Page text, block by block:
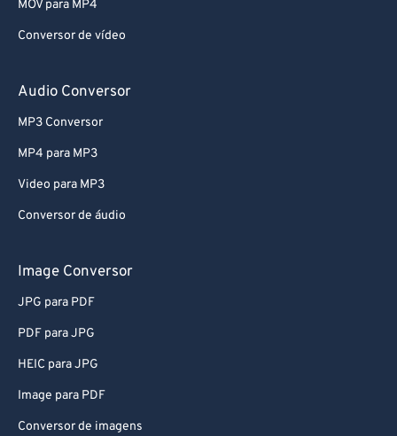
MOV para MP4
Conversor de vídeo
Audio Conversor
MP3 Conversor
MP4 para MP3
Video para MP3
Conversor de áudio
Image Conversor
JPG para PDF
PDF para JPG
HEIC para JPG
Image para PDF
Conversor de imagens